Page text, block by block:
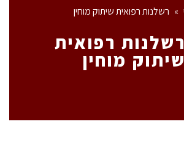
» רשלנות רפואית שיתוק מוחין
רשלנות רפואית
שיתוק מוחין